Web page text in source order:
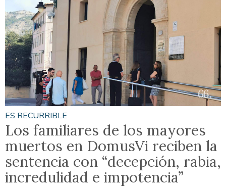
ES RECURRIBLE
Los familiares de los mayores
muertos en DomusVi reciben la
sentencia con “decepción, rabia,
incredulidad e impotencia”